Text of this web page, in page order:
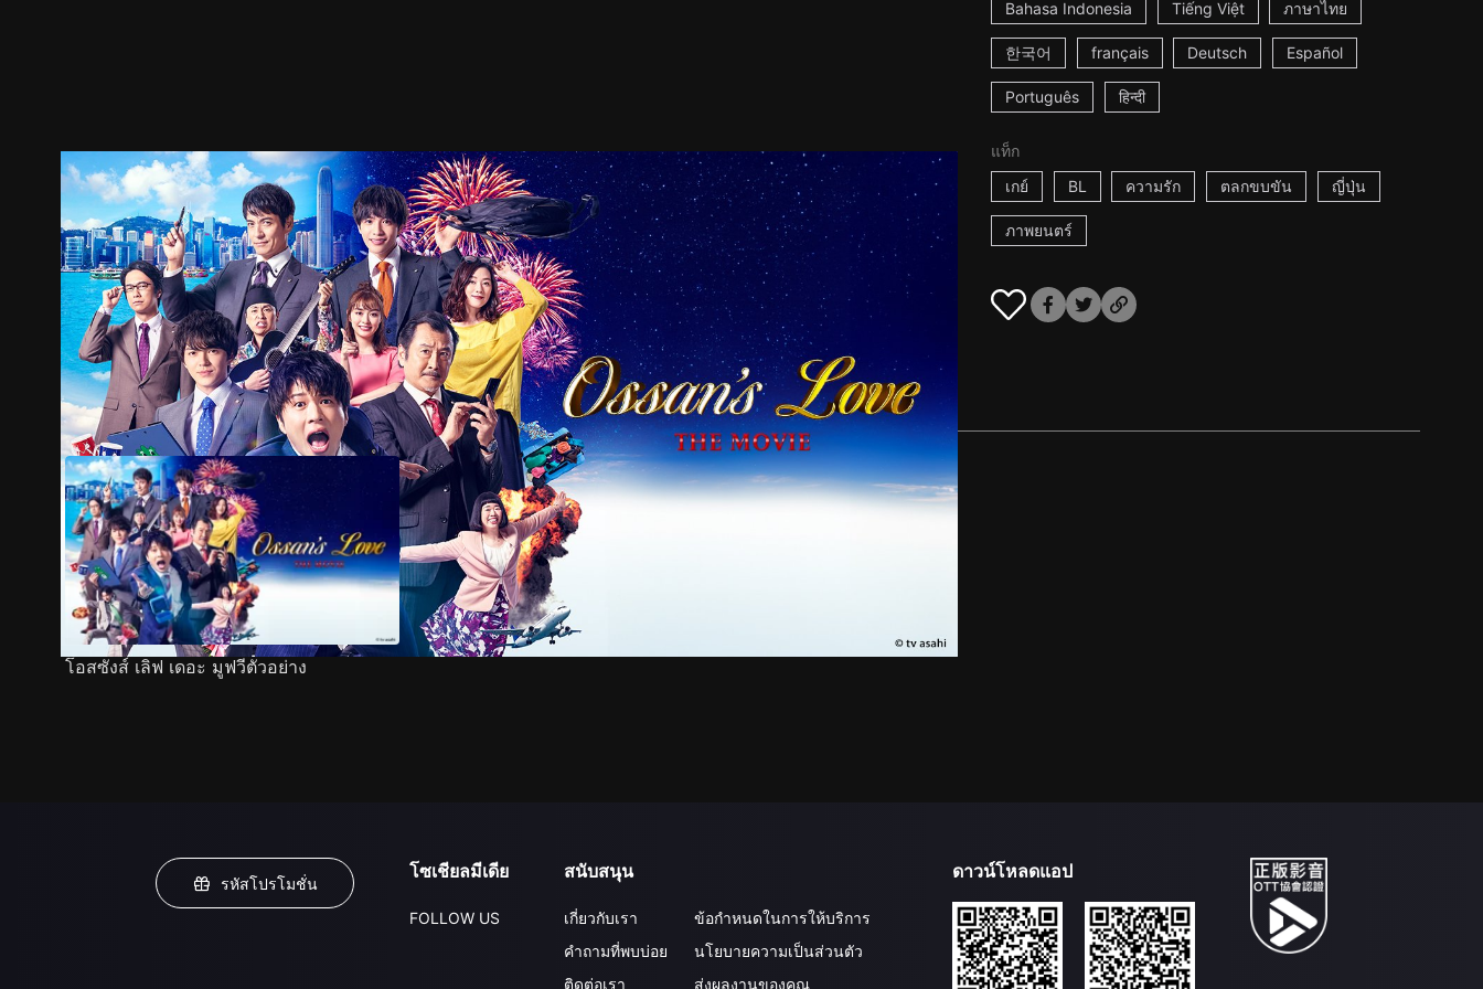
Bahasa Indonesia Tiếng Việt ภาษาไทย
한국어 français Deutsch Español
Português हिन्दी
แท็ก
เกย์
BL ความรัก ตลกขบขัน ญี่ปุ่น
ภาพยนตร์
ตัวอย่าง ภาพนิ่ง เนื้อหาที่แนะนำ รายละเอียด
โอสซังส์ เลิฟ เดอะ มูฟวีตัวอย่าง
รหัสโปรโมชั่น
โซเชียลมีเดีย
FOLLOW US
สนับสนุน
เกี่ยวกับเรา
คำถามที่พบบ่อย
ติดต่อเรา
ข้อกำหนดในการให้บริการ
นโยบายความเป็นส่วนตัว
ส่งผลงานของคุณ
ดาวน์โหลดแอป